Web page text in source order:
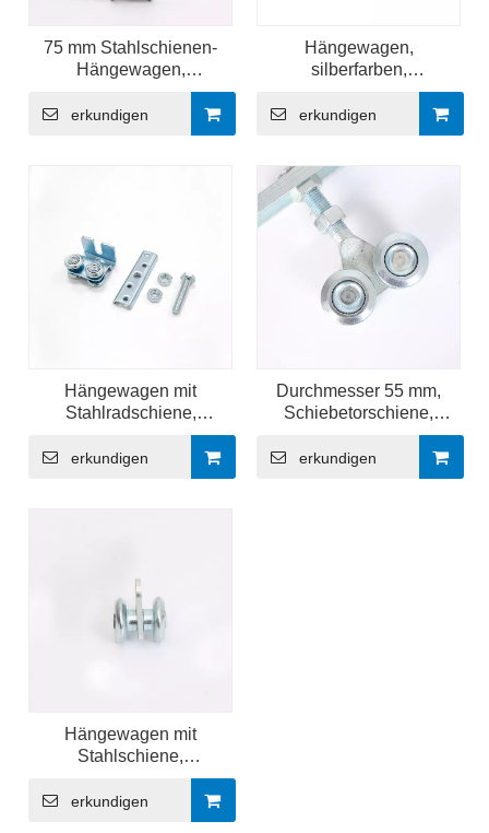
75 mm Stahlschienen-
Hängewagen,
Gleitschienenrolle
erkundigen
Hängewagen,
silberfarben,
verschiebbare Laufrolle,
hängendes Scheunentor-
Schienenwagenrad
erkundigen
Hängewagen mit
Stahlradschiene,
verschiebbare Laufrolle,
hängendes
Türschienenwagenrad
erkundigen
Durchmesser 55 mm,
Schiebetorschiene,
hängendes Rad,
Rollenlager
erkundigen
Hängewagen mit
Stahlschiene,
Durchmesser 24 mm,
silberfarbene
Gleitschienenrolle
erkundigen